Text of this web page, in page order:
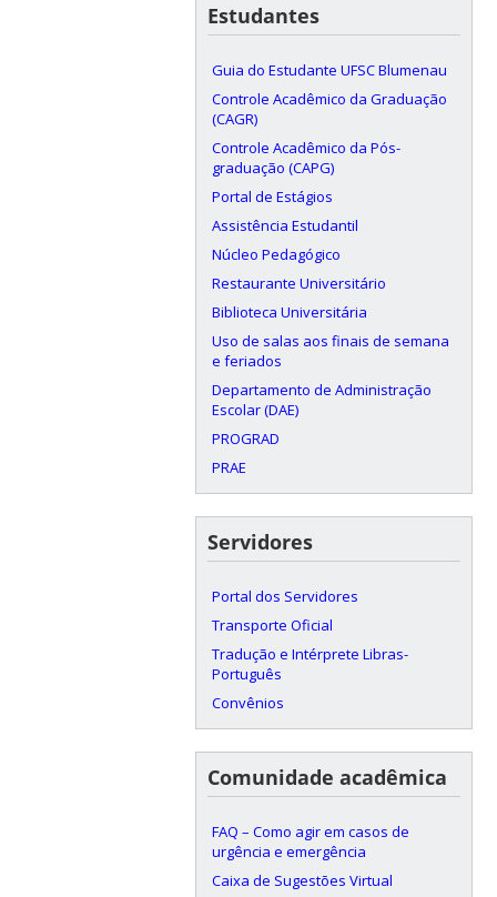
Estudantes
Guia do Estudante UFSC Blumenau
Controle Acadêmico da Graduação
(CAGR)
Controle Acadêmico da Pós-
graduação (CAPG)
Portal de Estágios
Assistência Estudantil
Núcleo Pedagógico
Restaurante Universitário
Biblioteca Universitária
Uso de salas aos finais de semana
e feriados
Departamento de Administração
Escolar (DAE)
PROGRAD
PRAE
Servidores
Portal dos Servidores
Transporte Oficial
Tradução e Intérprete Libras-
Português
Convênios
Comunidade acadêmica
FAQ – Como agir em casos de
urgência e emergência
Caixa de Sugestões Virtual